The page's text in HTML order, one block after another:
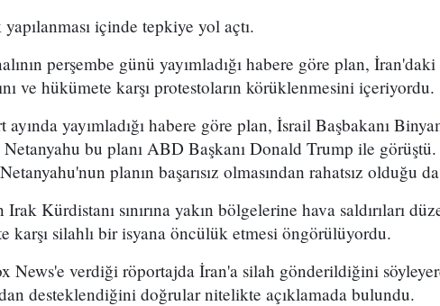
içinde tepkiye yol açtı.
perşembe günü yayımladığı habere göre plan, İran'daki
ve hükümete karşı protestoların körüklenmesini içeriyordu.
yayımladığı habere göre plan, İsrail Başbakanı
Netanyahu bu planı ABD Başkanı Donald Trump ile
planın başarısız olmasından rahatsız olduğu
Irak Kürdistanı sınırına yakın bölgelerine hava saldırıları
karşı silahlı bir isyana öncülük etmesi öngörülüyordu.
News'e verdiği röportajda İran'a silah gönderildiğini
desteklendiğini doğrular nitelikte açıklamada bulundu.